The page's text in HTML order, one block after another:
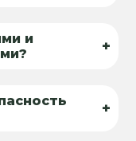
и
+
+